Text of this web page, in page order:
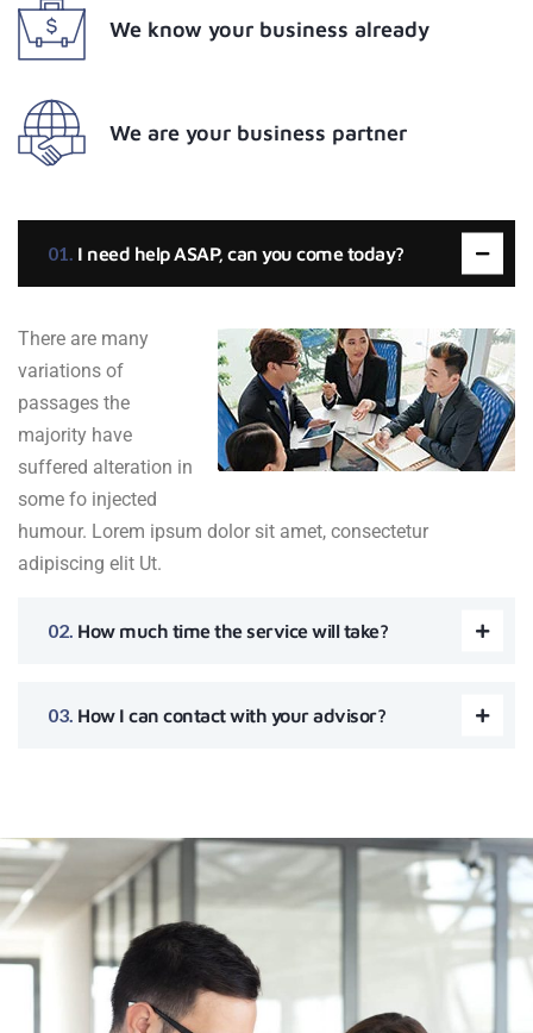
We know your business already
We are your business partner
I need help ASAP, can you come today?
There are many
variations of
passages the
majority have
suffered alteration in
some fo injected
humour. Lorem ipsum dolor sit amet, consectetur
adipiscing elit Ut.
How much time the service will take?
How I can contact with your advisor?